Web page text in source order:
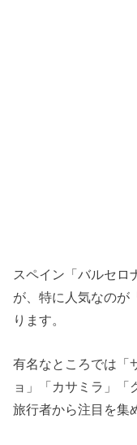
スペイン「バルセロ
が、特に人気なのが
ります。
有名なところでは「
ョ」「カサミラ」「
旅行者から注目を集